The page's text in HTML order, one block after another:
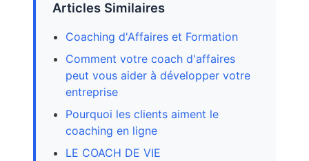
Articles Similaires
Coaching d'Affaires et Formation
Comment votre coach d'affaires
peut vous aider à développer votre
entreprise
Pourquoi les clients aiment le
coaching en ligne
LE COACH DE VIE